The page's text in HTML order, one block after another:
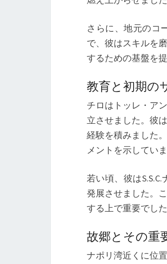
さらに、地元のコ
で、彼はスキルを
するための基盤を
教育と初期の
チロはトッレ・ア
立させました。彼
経験を積みました
メントを示していま
若い頃、彼は
発展させました。
する上で重要でした
故郷とその重
ナポリ湾近くに位